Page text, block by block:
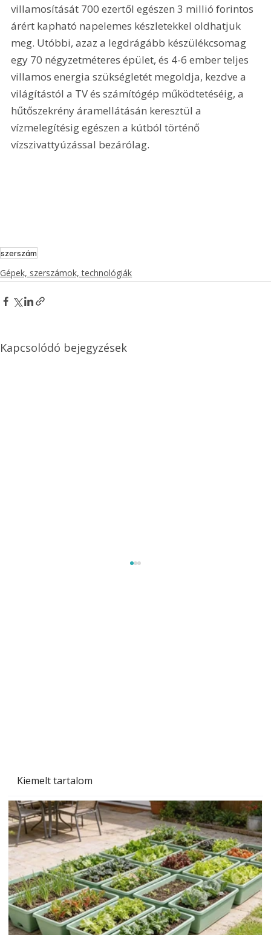
Kiemelt tartalom
villamosítását 700 ezertől egészen 3 millió forintos
árért kapható napelemes készletekkel oldhatjuk
meg. Utóbbi, azaz a legdrágább készülékcsomag
egy 70 négyzetméteres épület, és 4-6 ember teljes
villamos energia szükségletét megoldja, kezdve a
világítástól a TV és számítógép működtetéséig, a
hűtőszekrény áramellátásán keresztül a
vízmelegítésig egészen a kútból történő
vízszivattyúzással bezárólag.
szerszám
Gépek, szerszámok, technológiák
Kapcsolódó bejegyzések